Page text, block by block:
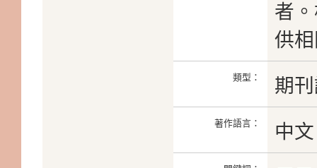
者
供
類型： 期
著作語言： 中文